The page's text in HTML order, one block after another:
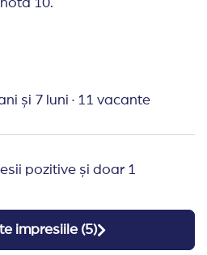
anul acesta si o vacanta in
placuta si de data
si mi-au instiintat de
cu travel planner insa
placuta in Sunny Beach
si in Grecia la unul dintre
de ei. Multumesc pentru
și 7 luni · 11 vacante
pozitive și doar 1
impresiile (5)